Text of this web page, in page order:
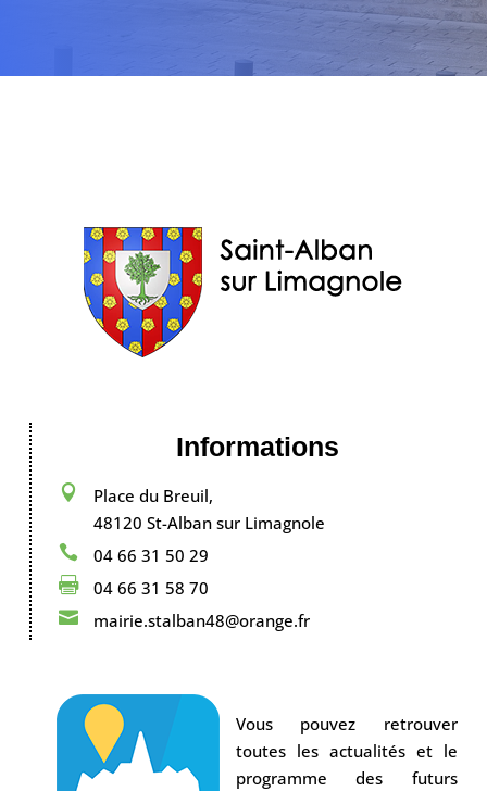
Informations

Place du Breuil,
48120 St-Alban sur Limagnole
 04 66 31 50 29
 04 66 31 58 70
 mairie.stalban48@orange.fr
Vous pouvez retrouver
toutes les actualités et le
programme des futurs